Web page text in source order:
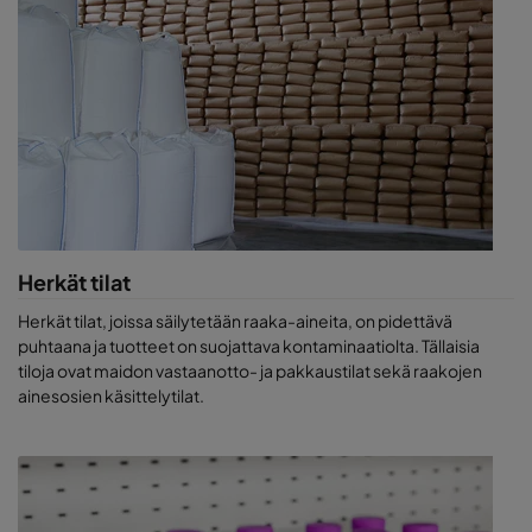
meijeriteollisuuden tarpeisiin
Camfililla on laaja valikoima esisuodattimia, hienosuodattimia,
HEPA- ja ULPA-suodattimia, päätelaitteita ja
kiertoilmanpuhdistimia erilaisiin käyttösovelluksiin tai
tuotanto-/pakkausprosesseihin riskeistä riippumatta. ProSafe-
valikoima on täydellinen valinta elintarviketeollisuuden
prosessien ja poikkeamien hallintaan. Ne ovat kaikilta osin alan
tärkeimpien standardien (esim. ISO 846, EC10/2011, VDI 6022,
EC 1935:2015) mukaisia, eikä niissä ole haitallisia komponentteja.
Ne ovat myös kosteutta kestäviä.
Herkät tilat
Herkät tilat, joissa säilytetään raaka-aineita, on pidettävä
puhtaana ja tuotteet on suojattava kontaminaatiolta. Tällaisia
tiloja ovat maidon vastaanotto- ja pakkaustilat sekä raakojen
ainesosien käsittelytilat.